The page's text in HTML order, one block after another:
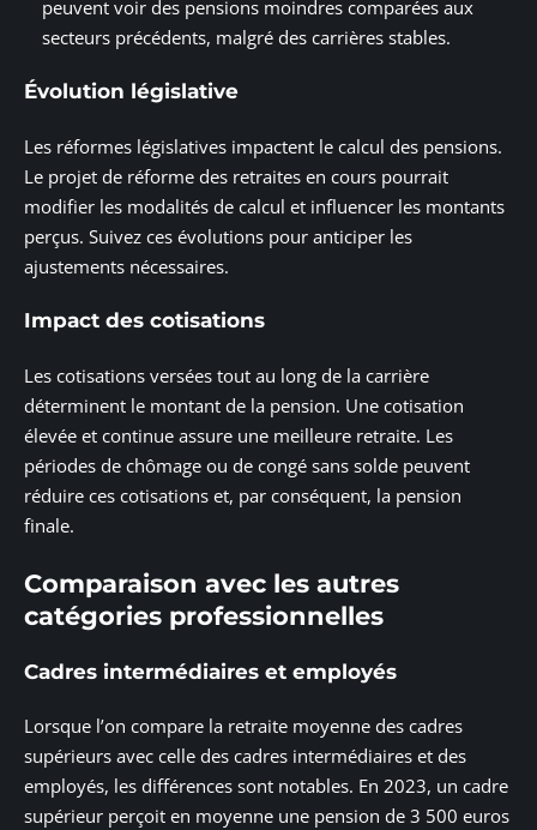
peuvent voir des pensions moindres comparées aux
secteurs précédents, malgré des carrières stables.
Évolution législative
Les réformes législatives impactent le calcul des pensions.
Le projet de réforme des retraites en cours pourrait
modifier les modalités de calcul et influencer les montants
perçus. Suivez ces évolutions pour anticiper les
ajustements nécessaires.
Impact des cotisations
Les cotisations versées tout au long de la carrière
déterminent le montant de la pension. Une cotisation
élevée et continue assure une meilleure retraite. Les
périodes de chômage ou de congé sans solde peuvent
réduire ces cotisations et, par conséquent, la pension
finale.
Comparaison avec les autres
catégories professionnelles
Cadres intermédiaires et employés
Lorsque l’on compare la retraite moyenne des cadres
supérieurs avec celle des cadres intermédiaires et des
employés, les différences sont notables. En 2023, un cadre
supérieur perçoit en moyenne une pension de 3 500 euros